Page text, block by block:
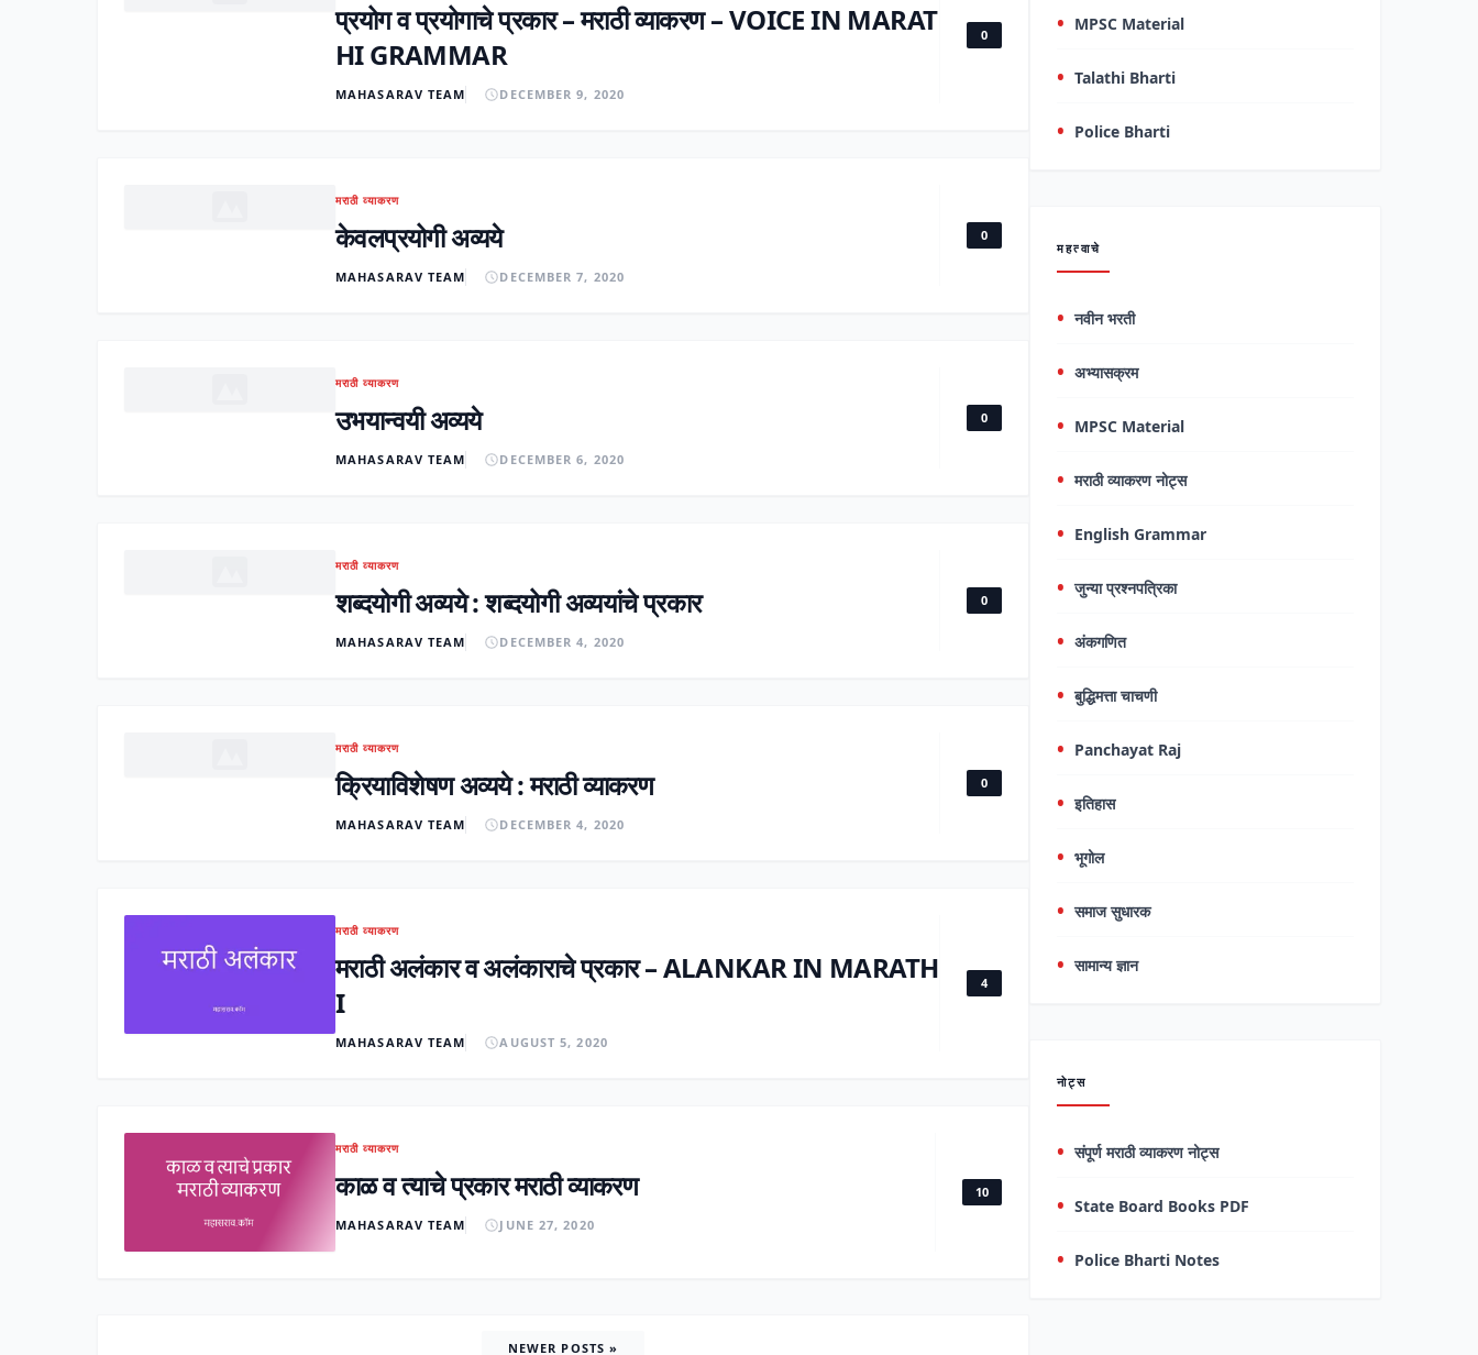
प्रयोग व प्रयोगाचे प्रकार – मराठी व्याकरण – VOICE IN MARAT
HI GRAMMAR
MAHASARAV TEAM DECEMBER 9, 2020
0
मराठी व्याकरण
केवलप्रयोगी अव्यये
MAHASARAV TEAM DECEMBER 7, 2020
0
मराठी व्याकरण
उभयान्वयी अव्यये
MAHASARAV TEAM DECEMBER 6, 2020
0
मराठी व्याकरण
शब्दयोगी अव्यये : शब्दयोगी अव्ययांचे प्रकार
MAHASARAV TEAM DECEMBER 4, 2020
0
मराठी व्याकरण
क्रियाविशेषण अव्यये : मराठी व्याकरण
MAHASARAV TEAM DECEMBER 4, 2020
0
मराठी व्याकरण
मराठी अलंकार व अलंकाराचे प्रकार – ALANKAR IN MARATH
I
MAHASARAV TEAM AUGUST 5, 2020
4
मराठी व्याकरण
काळ व त्याचे प्रकार मराठी व्याकरण
MAHASARAV TEAM JUNE 27, 2020
10
PostsNEWER POSTS »
MPSC Material
Talathi Bharti
Police Bharti
महत्वाचे
नवीन भरती
अभ्यासक्रम
MPSC Material
मराठी व्याकरण नोट्स
English Grammar
जुन्या प्रश्नपत्रिका
अंकगणित
बुद्धिमत्ता चाचणी
Panchayat Raj
इतिहास
भूगोल
समाज सुधारक
सामान्य ज्ञान
नोट्स
संपूर्ण मराठी व्याकरण नोट्स
State Board Books PDF
Police Bharti Notes